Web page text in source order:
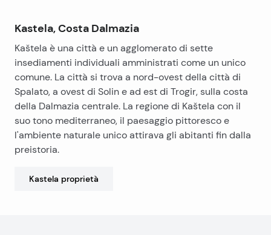
Kastela, Costa Dalmazia
Kaštela è una città e un agglomerato di sette
insediamenti individuali amministrati come un unico
comune. La città si trova a nord-ovest della città di
Spalato, a ovest di Solin e ad est di Trogir, sulla costa
della Dalmazia centrale. La regione di Kaštela con il
suo tono mediterraneo, il paesaggio pittoresco e
l'ambiente naturale unico attirava gli abitanti fin dalla
preistoria.
Kastela proprietà